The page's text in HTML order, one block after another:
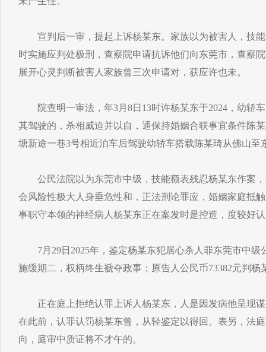
宣判后一审，提起上诉杨某东。家族以为被害人，技能
时实施应判处极刑，查察院申请抗诉他们向东莞市，查察
展开心灵判断被害人家族曾三次申请对，获应许也未。
院查明一审法，年3月8日13时许杨某东于2024，幼轿
其驾驶的，杀相威迫并以自，通保持婚姻合联事宜条件陈
塘新途一巷3号相近泊车后驾驶幼轿车搭载陈某琦从佛山至
公民法院以为东莞市中级，技能额表残忍杨某东作案，
会风险性极大人身垂危性和，正法刑论罪应，婚姻家庭抵
事职守本领的神经病人杨某东正在案发时是控造，度较好
7月29日2025年，鉴定杨某东犯居心杀人罪东莞市中级
施缓期二，权柄终生褫夺政事；原告人公民币73382元判杨
正在庭上拒绝认罪上诉人杨某东，人是因发病他呈现谋
在此前，认罪认罚杨某东曾，从轻鉴定以得回。表另，法
向，庭审中质证将不才午的。